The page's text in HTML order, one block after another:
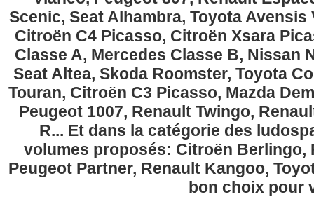
Scenic, Seat Alhambra, Toyota
Citroën C4 Picasso, Citroën Xsara
Classe A, Mercedes Classe B, Nissan
Seat Altea, Skoda Roomster, Toyota
Touran, Citroën C3 Picasso, Mazda
Peugeot 1007, Renault Twingo,
R... Et dans la catégorie des
volumes proposés: Citroën Berlingo,
Peugeot Partner, Renault Kangoo,
bon choix pour